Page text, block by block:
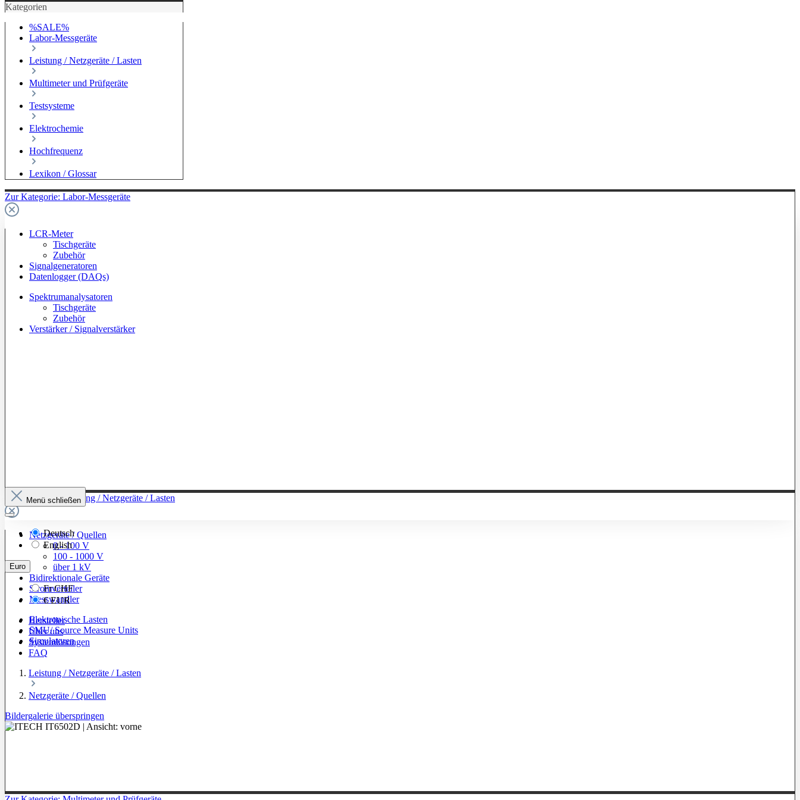
Kategorien
%SALE%
Labor-Messgeräte
Leistung / Netzgeräte / Lasten
Multimeter und Prüfgeräte
Testsysteme
Elektrochemie
Hochfrequenz
Lexikon / Glossar
Zur Kategorie: Labor-Messgeräte
LCR-Meter
Tischgeräte
Zubehör
Signalgeneratoren
Datenlogger (DAQs)
Spektrumanalysatoren
Tischgeräte
Zubehör
Verstärker / Signalverstärker
Zur Kategorie: Leistung / Netzgeräte / Lasten
Netzgeräte / Quellen
0 - 100 V
100 - 1000 V
über 1 kV
Bidirektionale Geräte
Stromverteiler
Messwandler
Elektronische Lasten
SMU/ Source Measure Units
Simulatoren
Menü schließen
Deutsch
English
Euro
FrCHF
€EUR
Hersteller
Über uns
Systemlösungen
FAQ
Leistung / Netzgeräte / Lasten
Netzgeräte / Quellen
Bildergalerie überspringen